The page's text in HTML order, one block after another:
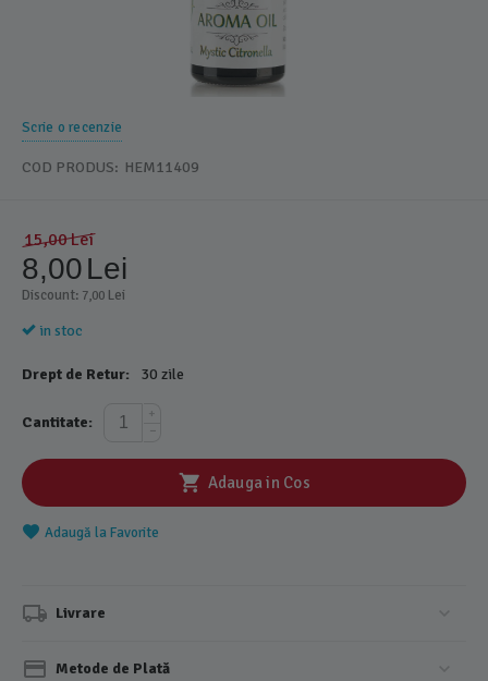
Scrie o recenzie
COD PRODUS: HEM11409
15,00Lei
8,00Lei
Discount: 7,00 Lei
in stoc
Drept de Retur: 30 zile
Cantitate:
+
−
Adauga in Cos
Adaugă la Favorite
Livrare
Metode de Plată